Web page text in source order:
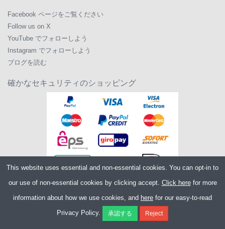
Facebook ページをご覧ください
Follow us on X
YouTube でフォローしよう
Instagram でフォローしよう
ブログを読む
確かなセキュリティのショッピング
Merlin Cycles Ltd., Unit A4 Buckshaw Link, Ordnance Road,
Buckshaw Village, Chorley PR7 7EL United Kingdom
E メール: sales@merlincycles.com
This website uses essential and non-essential cookies. You can opt-in to
our use of non-essential cookies by clicking accept. Click herefor more
information about how we use cookies, and here for our easy-to-read
Privacy Policy.